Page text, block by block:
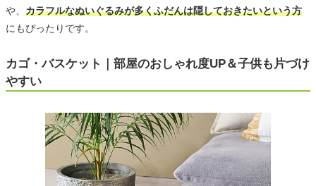
や、 カラフルなぬいぐるみが多くふだんは隠しておきたいという方
にもぴったりです。
カゴ・バスケット｜部屋のおしゃれ度UP＆子供も片づけ
やすい